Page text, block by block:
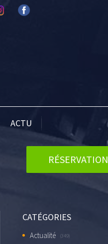
ACTU
RÉSERVATION
CATÉGORIES
Actualité (349)